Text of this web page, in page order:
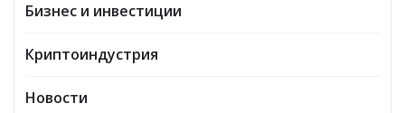
Бизнес и инвестиции
Криптоиндустрия
Новости